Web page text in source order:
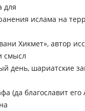
для
ислама на
Хикмет», автор
смысл
день, шариатские
(да благославит